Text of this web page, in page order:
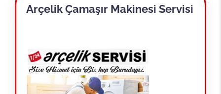
Arçelik Çamaşır Makinesi Servisi